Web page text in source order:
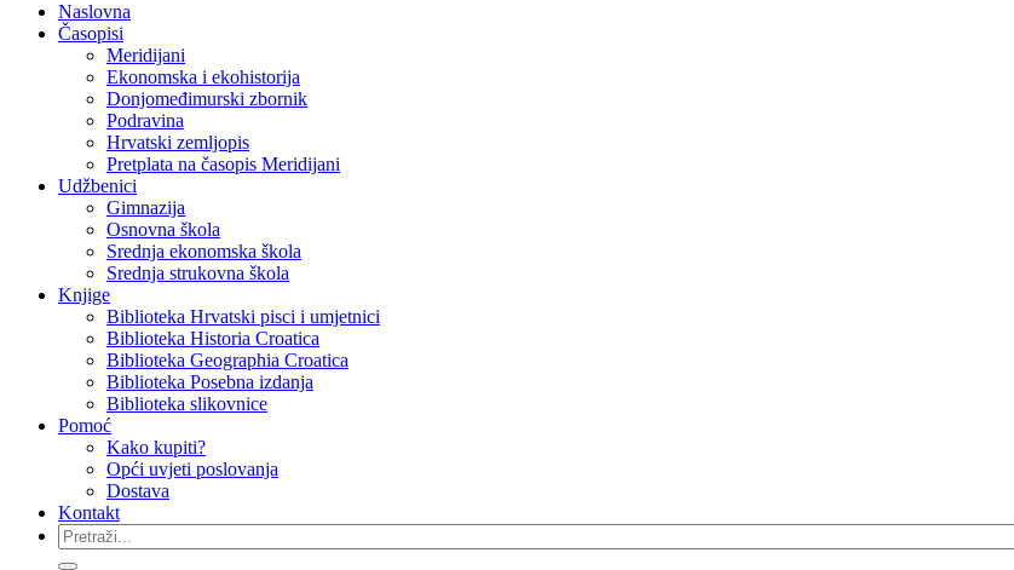
Naslovna
Časopisi
Meridijani
Ekonomska i ekohistorija
Donjomeđimurski zbornik
Podravina
Hrvatski zemljopis
Pretplata na časopis Meridijani
Udžbenici
Gimnazija
Osnovna škola
Srednja ekonomska škola
Srednja strukovna škola
Knjige
Biblioteka Hrvatski pisci i umjetnici
Biblioteka Historia Croatica
Biblioteka Geographia Croatica
Biblioteka Posebna izdanja
Biblioteka slikovnice
Pomoć
Kako kupiti?
Opći uvjeti poslovanja
Dostava
Kontakt